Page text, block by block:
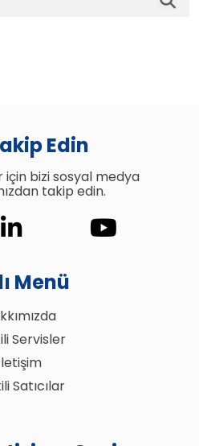
Edin
bizi sosyal medya
takip edin.
Menü
Servisler
Satıcılar